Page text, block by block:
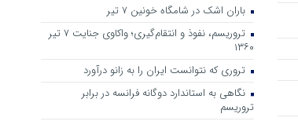
باران اشک در شامگاه خونین 7 تیر
تروریسم، نفوذ و انتقام‌گیری؛ واکاوی جنایت ۷ تیر
۱۳۶۰
تروری که نتوانست ایران را به زانو درآورد
نگاهی به استاندارد دوگانه فرانسه در برابر
تروریسم